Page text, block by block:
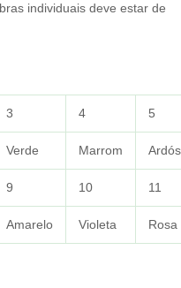
individuais deve estar de
3 4 5
Verde Marrom
9 10 11
Amarelo Violeta Rosa